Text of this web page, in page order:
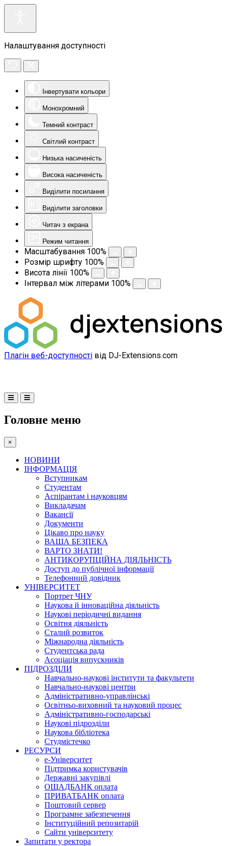
Налаштування доступності
Інвертувати кольори
Монохромний
Темний контраст
Світлий контраст
Низька насиченість
Висока насиченість
Виділити посилання
Виділити заголовки
Читач з екрана
Режим читання
Масштабування 100%
Розмір шрифту 100%
Висота лінії 100%
Інтервал між літерами 100%
Плагін веб-доступності від DJ-Extensions.com
Головне меню
×
НОВИНИ
ІНФОРМАЦІЯ
Вступникам
Студентам
Аспірантам і науковцям
Викладачам
Вакансії
Документи
Цікаво про науку
ВАША БЕЗПЕКА
ВАРТО ЗНАТИ!
АНТИКОРУПЦІЙНА ДІЯЛЬНІСТЬ
Доступ до публічної інформації
Телефонний довідник
УНІВЕРСИТЕТ
Портрет ЧНУ
Наукова й інноваційна діяльність
Наукові періодичні видання
Освітня діяльність
Сталий розвиток
Міжнародна діяльність
Студентська рада
Асоціація випускників
ПІДРОЗДІЛИ
Навчально-наукові інститути та факультети
Навчально-наукові центри
Адміністративно-управлінські
Освітньо-виховний та науковий процес
Адміністративно-господарські
Наукові підрозділи
Наукова бібліотека
Студмістечко
РЕСУРСИ
е-Університет
Підтримка користувачів
Державні закупівлі
ОЩАДБАНК оплата
ПРИВАТБАНК оплата
Поштовий сервер
Програмне забезпечення
Інституційний репозитарій
Сайти університету
Запитати у ректора